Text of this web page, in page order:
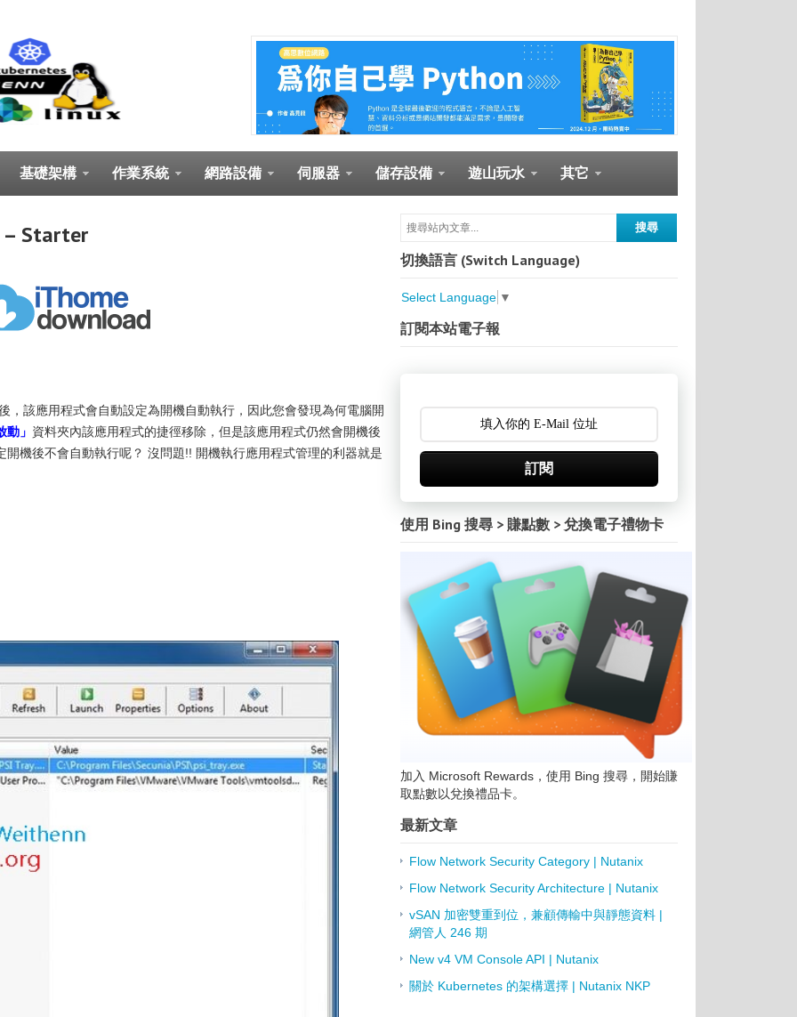
基礎架構 作業系統 網路設備 伺服器 儲存設備 遊山玩水 其它
Starter
，該應用程式會自動設定為開機自動執行，因此您會發現為何電腦開
動」 資料夾內該應用程式的捷徑移除，但是該應用程式仍然會開機後
機後不會自動執行呢？ 沒問題!! 開機執行應用程式管理的利器就是
切換語言 (Switch Language)
Select Language ▼
訂閱本站電子報
訂閱
使用 Bing 搜尋 > 賺點數 > 兌換電子禮物卡
加入 Microsoft Rewards，使用 Bing 搜尋，開始賺
取點數以兌換禮品卡。
最新文章
Flow Network Security Category | Nutanix
Flow Network Security Architecture | Nutanix
vSAN 加密雙重到位，兼顧傳輸中與靜態資料 |
網管人 246 期
New v4 VM Console API | Nutanix
關於 Kubernetes 的架構選擇 | Nutanix NKP